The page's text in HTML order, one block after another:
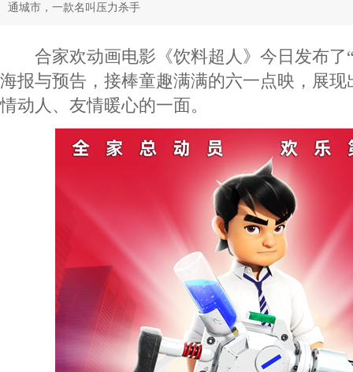
通城市，一款名叫压力杀手
合家欢动画电影《饮料超人》今日发布了
海报与预告，接棒童趣满满的六一点映，展
情动人、友情暖心的一面。